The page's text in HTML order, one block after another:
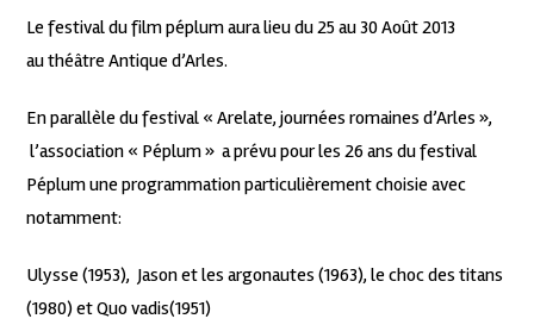
Le festival du film péplum aura lieu du 25 au 30 Août 2013
au théâtre Antique d’Arles.
En parallèle du festival « Arelate, journées romaines d’Arles »,
l’association « Péplum » a prévu pour les 26 ans du festival
Péplum une programmation particulièrement choisie avec
notamment:
Ulysse (1953), Jason et les argonautes (1963), le choc des titans
(1980) et Quo vadis(1951)